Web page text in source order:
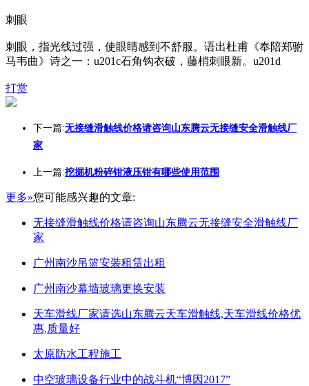
刺眼
刺眼，指光线过强，使眼睛感到不舒服。语出杜甫《奉陪郑驸
马韦曲》诗之一：u201c石角钩衣破，藤梢刺眼新。u201d
打赏
下一篇:无接缝滑触线价格请咨询山东腾云无接缝安全滑触线厂
家
上一篇:挖掘机粉碎钳液压钳有哪些使用范围
更多»您可能感兴趣的文章:
无接缝滑触线价格请咨询山东腾云无接缝安全滑触线厂
家
广州南沙吊篮安装租赁出租
广州南沙幕墙玻璃更换安装
天车滑线厂家请选山东腾云天车滑触线,天车滑线价格优
惠,质量好
太原防水工程施工
中空玻璃设备行业中的战斗机“博因2017”